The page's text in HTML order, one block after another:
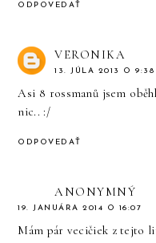
ODPOVEDAŤ
VERONIKA
13. JÚLA 2013 O 9:38
Asi 8 rossmanů jsem
nic.. :/
ODPOVEDAŤ
ANONYMNÝ
19. JANUÁRA 2014 O 16:07
Mám pár vecičiek z tejto